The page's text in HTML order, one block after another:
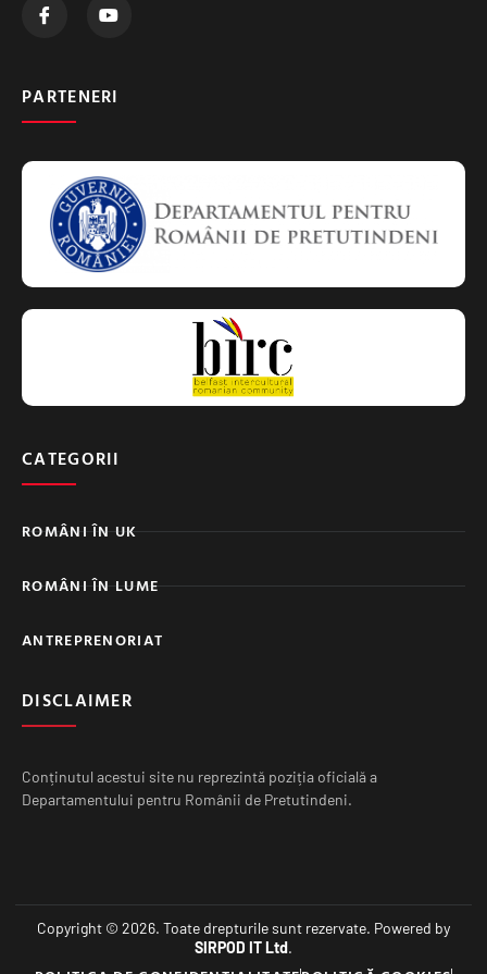
PARTENERI
CATEGORII
ROMÂNI ÎN UK
ROMÂNI ÎN LUME
ANTREPRENORIAT
DISCLAIMER
Conținutul acestui site nu reprezintă poziția oficială a
Departamentului pentru Românii de Pretutindeni.
Copyright © 2026. Toate drepturile sunt rezervate. Powered by
SIRPOD IT Ltd.